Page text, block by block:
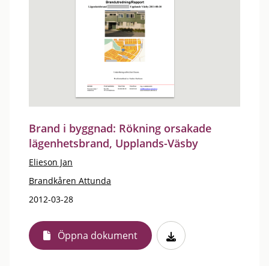
Brand i byggnad: Rökning orsakade
lägenhetsbrand, Upplands-Väsby
Elieson Jan
Brandkåren Attunda
2012-03-28
Öppna dokument